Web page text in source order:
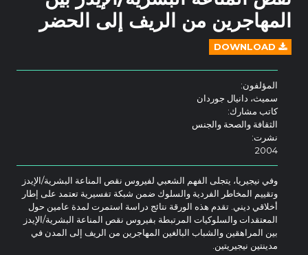
المهاجرين من الريف إلى الحضر
DOWNLOAD
المؤلفون:
سميث، دانيال جوردان
كاتب مشارك:
الثقافة والصحة والجنس
نشرت:
2004
وفي نيجيريا، يتجلى الفهم الشعبي لفيروس نقص المناعة البشرية/الإيدز
وتقييم المخاطر الفردية والسلوك ضمن شبكة تفسيرية تعتمد على إطار
أخلاقي ديني. تقدم هذه الورقة نتائج دراسة استمرت لمدة عامين حول
المعتقدات والسلوكيات المرتبطة بفيروس نقص المناعة البشرية/الإيدز
بين المراهقين والشباب البالغين المهاجرين من الريف إلى المدن في
مدينتين نيجيريتين.